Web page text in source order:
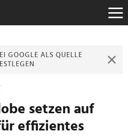
GOOGLE ALS QUELLE
setzen auf
effizientes